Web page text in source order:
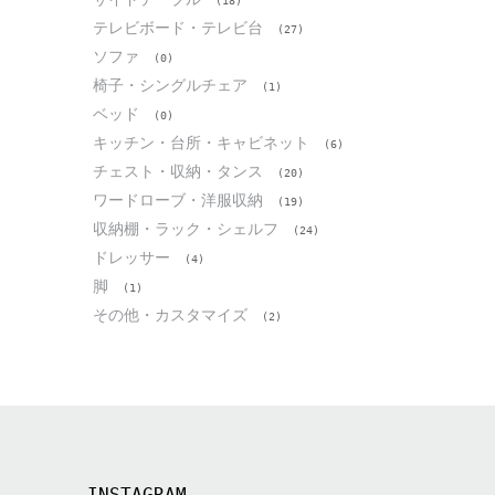
テレビボード・テレビ台 (27)
ソファ (0)
椅子・シングルチェア (1)
ベッド (0)
キッチン・台所・キャビネット (6)
チェスト・収納・タンス (20)
ワードローブ・洋服収納 (19)
収納棚・ラック・シェルフ (24)
ドレッサー (4)
脚 (1)
その他・カスタマイズ (2)